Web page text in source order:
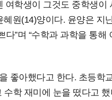
학생이 그것도 중학생이
원(14)양이다. 윤양은 지
”며 “수학과 과학을 통해
좋아했다고 한다. 초등학
학 재미에 눈을 떴다고 했